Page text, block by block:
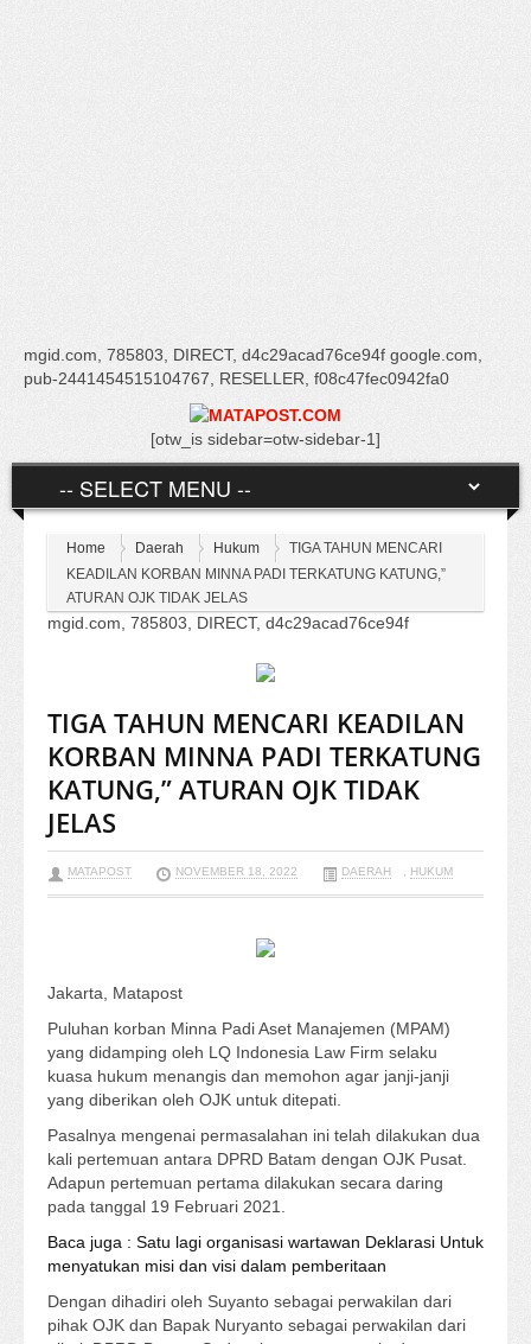
mgid.com, 785803, DIRECT, d4c29acad76ce94f google.com,
pub-2441454515104767, RESELLER, f08c47fec0942fa0
[otw_is sidebar=otw-sidebar-1]
Home Daerah Hukum
TIGA TAHUN MENCARI
KEADILAN KORBAN MINNA PADI TERKATUNG KATUNG,”
ATURAN OJK TIDAK JELAS
mgid.com, 785803, DIRECT, d4c29acad76ce94f
TIGA TAHUN MENCARI KEADILAN
KORBAN MINNA PADI TERKATUNG
KATUNG,” ATURAN OJK TIDAK
JELAS
MATAPOST NOVEMBER 18, 2022 DAERAH , HUKUM
Jakarta, Matapost
Puluhan korban Minna Padi Aset Manajemen (MPAM)
yang didamping oleh LQ Indonesia Law Firm selaku
kuasa hukum menangis dan memohon agar janji-janji
yang diberikan oleh OJK untuk ditepati.
Pasalnya mengenai permasalahan ini telah dilakukan dua
kali pertemuan antara DPRD Batam dengan OJK Pusat.
Adapun pertemuan pertama dilakukan secara daring
pada tanggal 19 Februari 2021.
Baca juga : Satu lagi organisasi wartawan Deklarasi Untuk
menyatukan misi dan visi dalam pemberitaan
Dengan dihadiri oleh Suyanto sebagai perwakilan dari
pihak OJK dan Bapak Nuryanto sebagai perwakilan dari